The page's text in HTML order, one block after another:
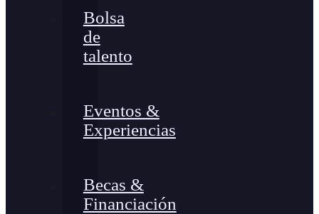
Bolsa
de
talento
Eventos &
Experiencias
Becas &
Financiación